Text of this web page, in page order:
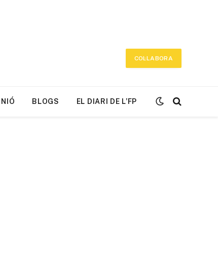
COL·LABORA
BLOGS EL DIARI DE L’FP